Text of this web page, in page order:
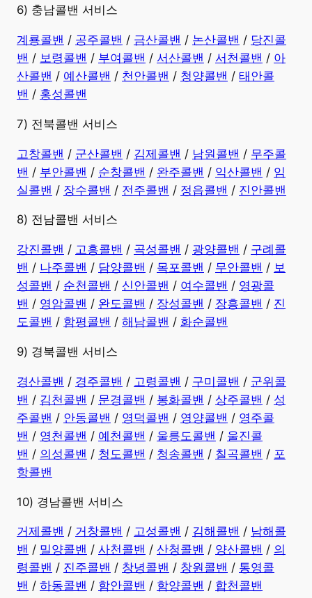
6) 충남콜밴 서비스
계룡콜밴 / 공주콜밴 / 금산콜밴 / 논산콜밴 / 당진콜
밴 / 보령콜밴 / 부여콜밴 / 서산콜밴 / 서천콜밴 / 아
산콜밴 / 예산콜밴 / 천안콜밴 / 청양콜밴 / 태안콜
밴 / 홍성콜밴
7) 전북콜밴 서비스
고창콜밴 / 군산콜밴 / 김제콜밴 / 남원콜밴 / 무주콜
밴 / 부안콜밴 / 순창콜밴 / 완주콜밴 / 익산콜밴 / 임
실콜밴 / 장수콜밴 / 전주콜밴 / 정읍콜밴 / 진안콜밴
8) 전남콜밴 서비스
강진콜밴 / 고흥콜밴 / 곡성콜밴 / 광양콜밴 / 구례콜
밴 / 나주콜밴 / 담양콜밴 / 목포콜밴 / 무안콜밴 / 보
성콜밴 / 순천콜밴 / 신안콜밴 / 여수콜밴 / 영광콜
밴 / 영암콜밴 / 완도콜밴 / 장성콜밴 / 장흥콜밴 / 진
도콜밴 / 함평콜밴 / 해남콜밴 / 화순콜밴
9) 경북콜밴 서비스
경산콜밴 / 경주콜밴 / 고령콜밴 / 구미콜밴 / 군위콜
밴 / 김천콜밴 / 문경콜밴 / 봉화콜밴 / 상주콜밴 / 성
주콜밴 / 안동콜밴 / 영덕콜밴 / 영양콜밴 / 영주콜
밴 / 영천콜밴 / 예천콜밴 / 울릉도콜밴 / 울진콜
밴 / 의성콜밴 / 청도콜밴 / 청송콜밴 / 칠곡콜밴 / 포
항콜밴
10) 경남콜밴 서비스
​거제콜밴 / 거창콜밴 / 고성콜밴 / 김해콜밴 / 남해콜
밴 / 밀양콜밴 / 사천콜밴 / 산청콜밴 / 양산콜밴 / 의
령콜밴 / 진주콜밴 / 창녕콜밴 / 창원콜밴 / 통영콜
밴 / 하동콜밴 / 함안콜밴 / 함양콜밴 / 합천콜밴